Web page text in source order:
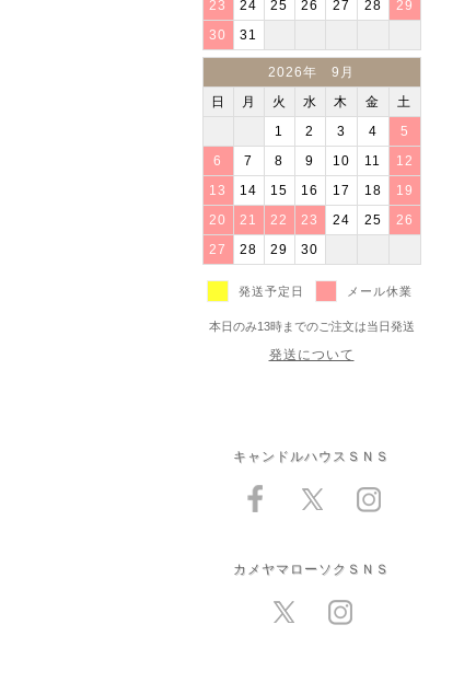
23 24 25 26 27 28 29
30 31
2026年 9月
日 月 火 水 木 金 土
1 2 3 4 5
6 7 8 9 10 11 12
13 14 15 16 17 18 19
20 21 22 23 24 25 26
27 28 29 30
発送予定日 メール休業
本日のみ13時までのご注文は当日発送
発送について
キャンドルハウスＳＮＳ
カメヤマローソクＳＮＳ